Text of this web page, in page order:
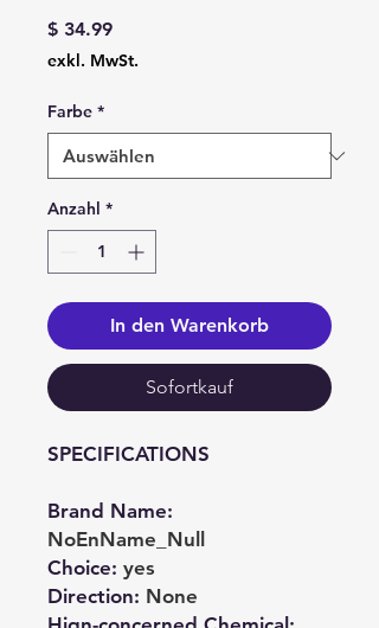
$ 34.99Preis
exkl. MwSt.
Farbe *
Anzahl *
In den Warenkorb
Sofortkauf
SPECIFICATIONS
Brand Name:
NoEnName_Null
Choice: yes
Direction: None